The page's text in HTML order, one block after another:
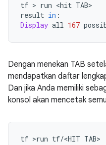
tf > run <hit TAB>
result in :
Display all 167
Dengan menekan TAB
mendapatkan daftar
Dan jika Anda memiliki
konsol akan mencetak
tf >run tf/<HIT TAB>